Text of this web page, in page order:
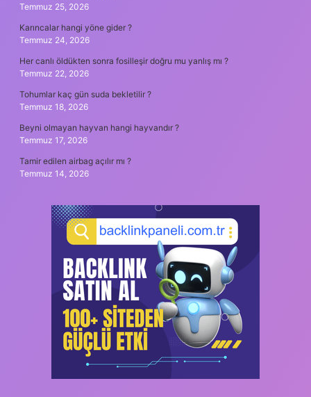
Temmuz 25, 2026
Karıncalar hangi yöne gider ?
Temmuz 24, 2026
Her canlı öldükten sonra fosilleşir doğru mu yanlış mı ?
Temmuz 22, 2026
Tohumlar kaç gün suda bekletilir ?
Temmuz 18, 2026
Beyni olmayan hayvan hangi hayvandır ?
Temmuz 17, 2026
Tamir edilen airbag açılır mı ?
Temmuz 14, 2026